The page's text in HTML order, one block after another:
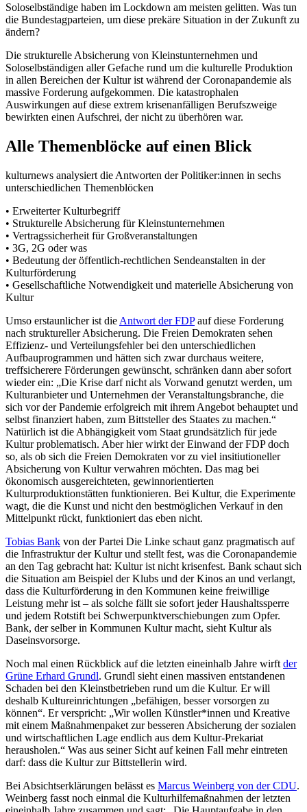
Soloselbständige haben im Lockdown am meisten gelitten. Was tun
die Bundestagparteien, um diese prekäre Situation in der Zukunft zu
ändern?
Die strukturelle Absicherung von Kleinstunternehmen und
Soloselbständigen aller Gefache rund um die kulturelle Produktion
in allen Bereichen der Kultur ist während der Coronapandemie als
massive Forderung aufgekommen. Die katastrophalen
Auswirkungen auf diese extrem krisenanfälligen Berufszweige
bewirkten einen Aufschrei, der nicht zu überhören war.
Alle Themenblöcke auf einen Blick
kulturnews analysiert die Antworten der Politiker:innen in sechs
unterschiedlichen Themenblöcken
• Erweiterter Kulturbegriff
• Strukturelle Absicherung für Kleinstunternehmen
• Vertragssicherheit für Großveranstaltungen
• 3G, 2G oder was
• Bedeutung der öffentlich-rechtlichen Sendeanstalten in der
Kulturförderung
• Gesellschaftliche Notwendigkeit und materielle Absicherung von
Kultur
Umso erstaunlicher ist die Antwort der FDPauf diese Forderung
nach struktureller Absicherung. Die Freien Demokraten sehen
Effizienz- und Verteilungsfehler bei den unterschiedlichen
Aufbauprogrammen und hätten sich zwar durchaus weitere,
treffsicherere Förderungen gewünscht, schränken dann aber sofort
wieder ein: „Die Krise darf nicht als Vorwand genutzt werden, um
Kulturanbieter und Unternehmen der Veranstaltungsbranche, die
sich vor der Pandemie erfolgreich mit ihrem Angebot behauptet und
selbst finanziert haben, zum Bittsteller des Staates zu machen.“
Natürlich ist die Abhängigkeit vom Staat grundsätzlich für jede
Kultur problematisch. Aber hier wirkt der Einwand der FDP doch
so, als ob sich die Freien Demokraten vor zu viel insitiutioneller
Absicherung von Kultur verwahren möchten. Das mag bei
ökonomisch ausgereichteten, gewinnorientierten
Kulturproduktionstätten funktionieren. Bei Kultur, die Experimente
wagt, die die Kunst und nicht den bestmöglichen Verkauf in den
Mittelpunkt rückt, funktioniert das eben nicht.
Tobias Bank von der Partei Die Linke schaut ganz pragmatisch auf
die Infrastruktur der Kultur und stellt fest, was die Coronapandemie
an den Tag gebracht hat: Kultur ist nicht krisenfest. Bank schaut sich
die Situation am Beispiel der Klubs und der Kinos an und verlangt,
dass die Kulturförderung in den Kommunen keine freiwillige
Leistung mehr ist – als solche fällt sie sofort jeder Haushaltssperre
und jedem Rotstift bei Schwerpunktverschiebungen zum Opfer.
Bank, der selber in Kommunen Kultur macht, sieht Kultur als
Daseinsvorsorge.
Noch mal einen Rückblick auf die letzten eineinhalb Jahre wirft der
Grüne Erhard Grundl. Grundl sieht einen massiven entstandenen
Schaden bei den Kleinstbetrieben rund um die Kultur. Er will
deshalb Kultureinrichtungen „befähigen, besser vorsorgen zu
können“. Er verspricht: „Wir wollen Künstler*innen und Kreative
mit einem Maßnahmenpaket zur besseren Absicherung der sozialen
und wirtschaftlichen Lage endlich aus dem Kultur-Prekariat
herausholen.“ Was aus seiner Sicht auf keinen Fall mehr eintreten
darf: dass die Kultur zur Bittstellerin wird.
Bei Absichtserklärungen belässt es Marcus Weinberg von der CDU.
Weinberg fasst noch einmal die Kulturhilfemaßnahmen der letzten